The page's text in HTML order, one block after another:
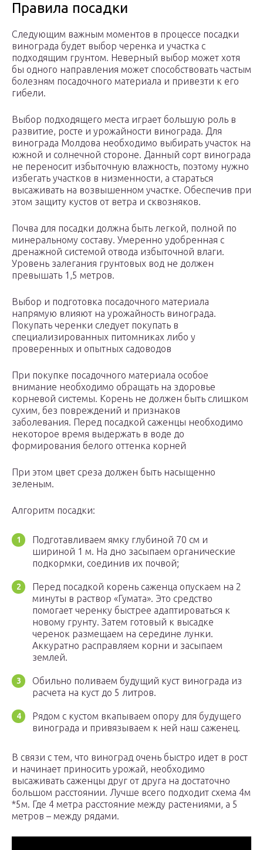
Правила посадки
Следующим важным моментов в процессе посадки
винограда будет выбор черенка и участка с
подходящим грунтом. Неверный выбор может хотя
бы одного направления может способствовать частым
болезням посадочного материала и привезти к его
гибели.
Выбор подходящего места играет большую роль в
развитие, росте и урожайности винограда. Для
винограда Молдова необходимо выбирать участок на
южной и солнечной стороне. Данный сорт винограда
не переносит избыточную влажность, поэтому нужно
избегать участков в низменности, а стараться
высаживать на возвышенном участке. Обеспечив при
этом защиту кустов от ветра и сквозняков.
Почва для посадки должна быть легкой, полной по
минеральному составу. Умеренно удобренная с
дренажной системой отвода избыточной влаги.
Уровень залегания грунтовых вод не должен
превышать 1,5 метров.
Выбор и подготовка посадочного материала
напрямую влияют на урожайность винограда.
Покупать черенки следует покупать в
специализированных питомниках либо у
проверенных и опытных садоводов
При покупке посадочного материала особое
внимание необходимо обращать на здоровье
корневой системы. Корень не должен быть слишком
сухим, без повреждений и признаков
заболевания. Перед посадкой саженцы необходимо
некоторое время выдержать в воде до
формирования белого оттенка корней
При этом цвет среза должен быть насыщенно
зеленым.
Алгоритм посадки:
Подготавливаем ямку глубиной 70 см и
шириной 1 м. На дно засыпаем органические
подкормки, соединив их почвой;
Перед посадкой корень саженца опускаем на 2
минуты в раствор «Гумата». Это средство
помогает черенку быстрее адаптироваться к
новому грунту. Затем готовый к высадке
черенок размещаем на середине лунки.
Аккуратно расправляем корни и засыпаем
землей.
Обильно поливаем будущий куст винограда из
расчета на куст до 5 литров.
Рядом с кустом вкапываем опору для будущего
винограда и привязываем к ней наш саженец.
В связи с тем, что виноград очень быстро идет в рост
и начинает приносить урожай, необходимо
высаживать саженцы друг от друга на достаточно
большом расстоянии. Лучше всего подходит схема 4м
*5м. Где 4 метра расстояние между растениями, а 5
метров – между рядами.